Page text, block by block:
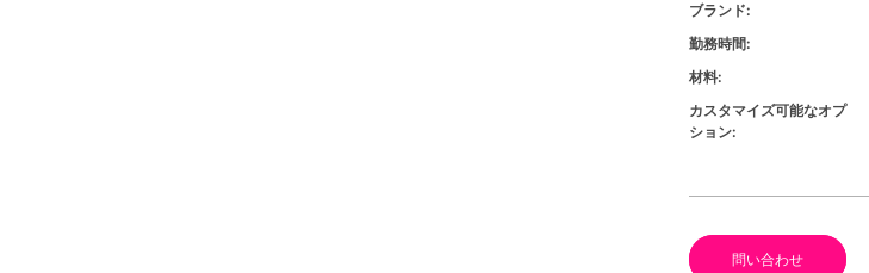
ブランド:
勤務時間:
材料:
カスタマイズ可能なオプ
ション:
問い合わせ